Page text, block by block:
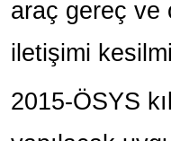
araç gereç ve
iletişimi
2015-ÖSYS